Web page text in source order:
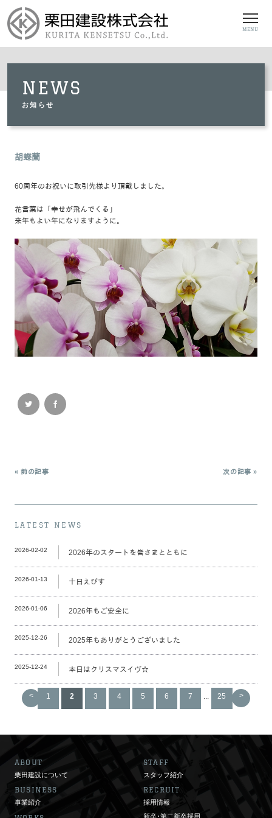
MENU
NEWS
お知らせ
胡蝶蘭
60周年のお祝いに取引先様より頂戴しました。
花言葉は「幸せが飛んでくる」
来年もよい年になりますように。
« 前の記事 次の記事 »
LATEST NEWS
2026-02-02 2026年のスタートを皆さまとともに
2026-01-13 十日えびす
2026-01-06 2026年もご安全に
2025-12-26 2025年もありがとうございました
2025-12-24 本日はクリスマスイヴ☆
< 1 2 3 4 5 6 7 ... 25 >
ABOUT STAFF
栗田建設について スタッフ紹介
BUSINESS RECRUIT
事業紹介 採用情報
新卒･第二新卒採用